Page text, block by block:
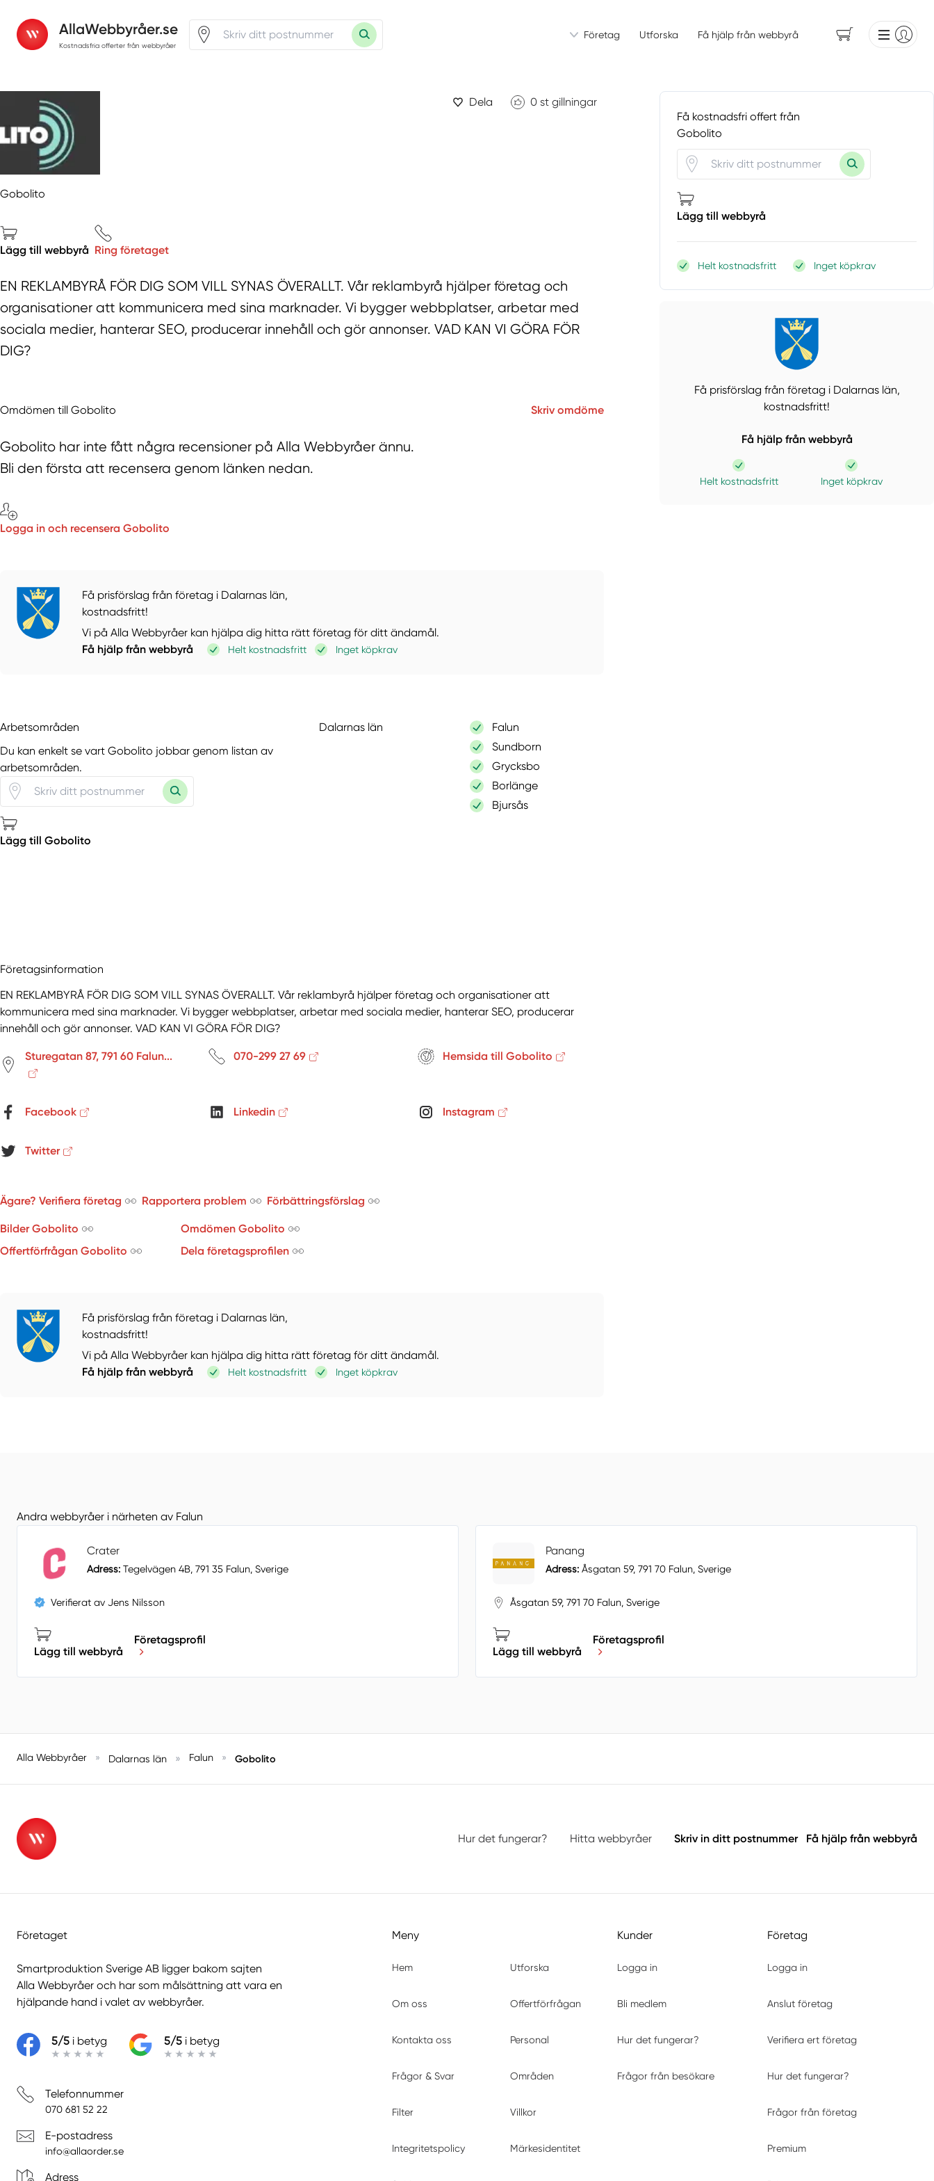
AllaWebbyråer.se
Kostnadsfria offerter från webbyråer
Företag Utforska Få hjälp från webbyrå
Dela 0 st gillningar
Gobolito
Lägg till webbyrå Ring företaget
EN REKLAMBYRÅ FÖR DIG SOM VILL SYNAS ÖVERALLT. Vår reklambyrå hjälper företag och
organisationer att kommunicera med sina marknader. Vi bygger webbplatser, arbetar med
sociala medier, hanterar SEO, producerar innehåll och gör annonser. VAD KAN VI GÖRA FÖR
DIG?
Omdömen till Gobolito Skriv omdöme
Gobolito har inte fått några recensioner på Alla Webbyråer ännu.
Bli den första att recensera genom länken nedan.
Logga in och recensera Gobolito
Få prisförslag från företag i Dalarnas län,
kostnadsfritt!
Vi på Alla Webbyråer kan hjälpa dig hitta rätt företag för ditt ändamål.
Få hjälp från webbyrå
Helt kostnadsfritt Inget köpkrav
Arbetsområden
Du kan enkelt se vart Gobolito jobbar genom listan av
arbetsområden.
Lägg till Gobolito
Dalarnas län
Falun
Sundborn
Grycksbo
Borlänge
Bjursås
Företagsinformation
EN REKLAMBYRÅ FÖR DIG SOM VILL SYNAS ÖVERALLT. Vår reklambyrå hjälper företag och organisationer att
kommunicera med sina marknader. Vi bygger webbplatser, arbetar med sociala medier, hanterar SEO, producerar
innehåll och gör annonser. VAD KAN VI GÖRA FÖR DIG?
Sturegatan 87, 791 60 Falun... 070-299 27 69 Hemsida till Gobolito
Facebook Linkedin Instagram
Twitter
Ägare? Verifiera företag Rapportera problem Förbättringsförslag
Bilder Gobolito
Omdömen Gobolito
Offertförfrågan Gobolito
Dela företagsprofilen
Få prisförslag från företag i Dalarnas län,
kostnadsfritt!
Vi på Alla Webbyråer kan hjälpa dig hitta rätt företag för ditt ändamål.
Få hjälp från webbyrå
Helt kostnadsfritt Inget köpkrav
Få kostnadsfri offert från
Gobolito
Lägg till webbyrå
Helt kostnadsfritt Inget köpkrav
Få prisförslag från företag i Dalarnas län,
kostnadsfritt!
Få hjälp från webbyrå
Helt kostnadsfritt Inget köpkrav
Andra webbyråer i närheten av Falun
Crater
Adress: Tegelvägen 4B, 791 35 Falun, Sverige
Verifierat av Jens Nilsson
Lägg till webbyrå
Företagsprofil
Panang
Adress: Åsgatan 59, 791 70 Falun, Sverige
Åsgatan 59, 791 70 Falun, Sverige
Lägg till webbyrå
Företagsprofil
Alla Webbyråer » Dalarnas län » Falun » Gobolito
Hur det fungerar? Hitta webbyråer Skriv in ditt postnummer Få hjälp från webbyrå
Företaget
Smartproduktion Sverige AB ligger bakom sajten
Alla Webbyråer och har som målsättning att vara en
hjälpande hand i valet av webbyråer.
5/5 i betyg 5/5 i betyg
Telefonnummer
070 681 52 22
E-postadress
info@allaorder.se
Adress
Meny
Hem Utforska
Om oss Offertförfrågan
Kontakta oss Personal
Frågor & Svar Områden
Filter Villkor
Integritetspolicy Märkesidentitet
Kunder
Logga in
Bli medlem
Hur det fungerar?
Frågor från besökare
Företag
Logga in
Anslut företag
Verifiera ert företag
Hur det fungerar?
Frågor från företag
Premium